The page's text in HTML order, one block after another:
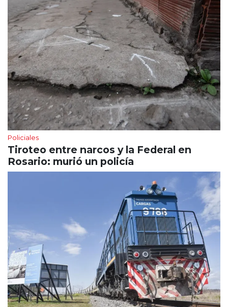
Policiales
Tiroteo entre narcos y la Federal en
Rosario: murió un policía